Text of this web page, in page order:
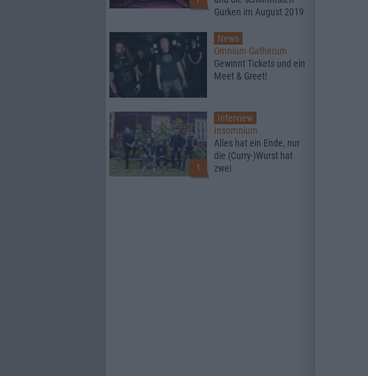
Gurken im August 2019
News
Omnium Gatherum
Gewinnt Tickets und ein
Meet & Greet!
1
Interview
Insomnium
Alles hat ein Ende, nur
die (Curry-)Wurst hat
zwei